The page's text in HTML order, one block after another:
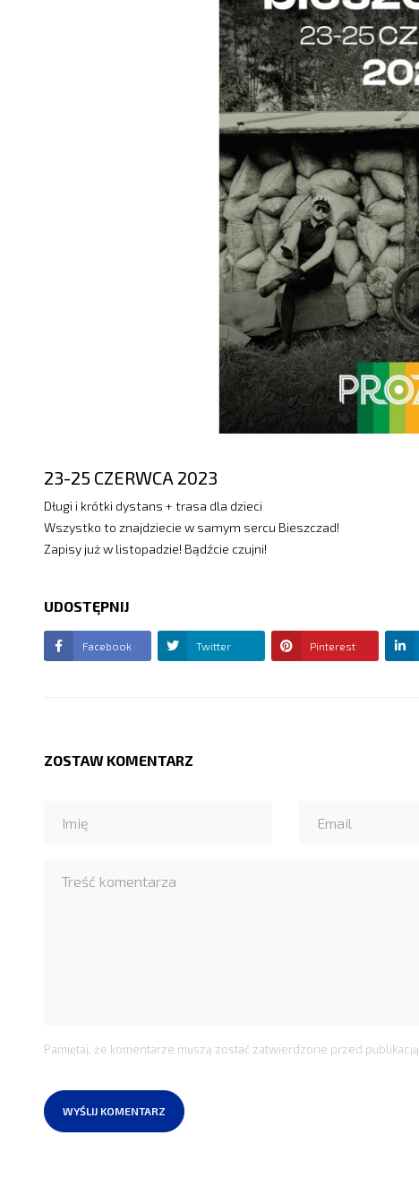
23-25 CZERWCA 2023
Długi i krótki dystans + trasa dla dzieci
Wszystko to znajdziecie w samym sercu Bieszczad!
Zapisy już w listopadzie! Bądźcie czujni!
UDOSTĘPNIJ
Facebook Twitter Pinterest
ZOSTAW KOMENTARZ
Pamiętaj, że komentarze muszą zostać zatwierdzone przed publikacją
WYŚLIJ KOMENTARZ